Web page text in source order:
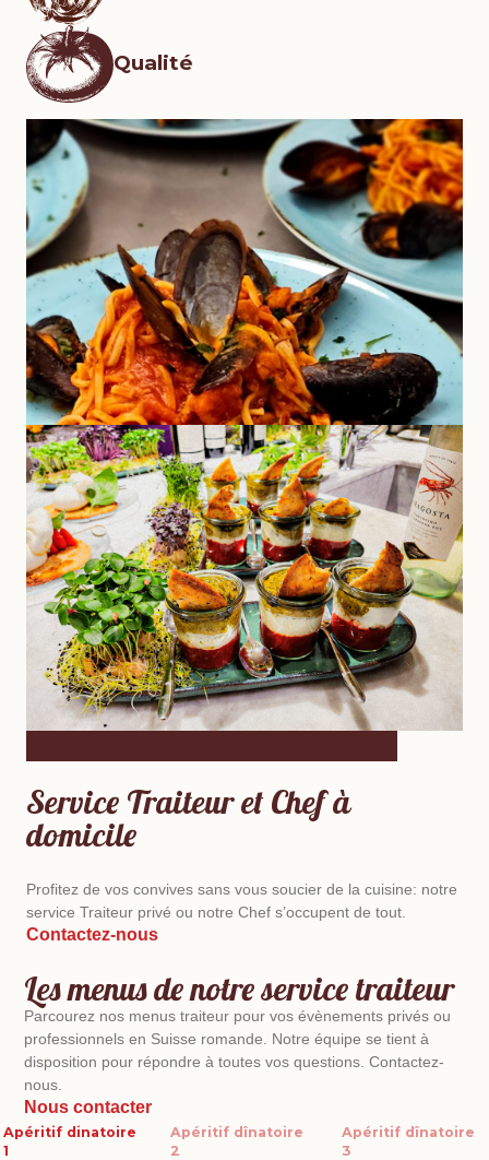
Qualité
Service Traiteur et Chef à
domicile
Profitez de vos convives sans vous soucier de la cuisine: notre
service Traiteur privé ou notre Chef s’occupent de tout.
Contactez-nous
Les menus de notre service traiteur
Parcourez nos menus traiteur pour vos évènements privés ou
professionnels en Suisse romande. Notre équipe se tient à
disposition pour répondre à toutes vos questions. Contactez-
nous.
Nous contacter
Apéritif dinatoire
1
Apéritif dînatoire
2
Apéritif dînatoire
3